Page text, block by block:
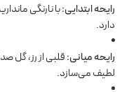
رایحه ابتدایی:با نارنگی
دارد.
رایحه میانی:قلبی از رز، گل
لطیف می‌سازد.